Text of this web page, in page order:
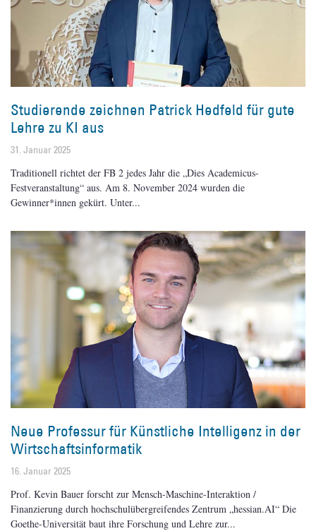
Studierende zeichnen Patrick Hedfeld für gute
Lehre zu KI aus
31. Januar 2025
Traditionell richtet der FB 2 jedes Jahr die „Dies Academicus-
Festveranstaltung“ aus. Am 8. November 2024 wurden die
Gewinner*innen gekürt. Unter
Neue Professur für Künstliche Intelligenz in der
Wirtschaftsinformatik
16. Januar 2025
Prof. Kevin Bauer forscht zur Mensch-Maschine-Interaktion /
Finanzierung durch hochschulübergreifendes Zentrum „hessian.AI“ Die
Goethe-Universität baut ihre Forschung und Lehre zur